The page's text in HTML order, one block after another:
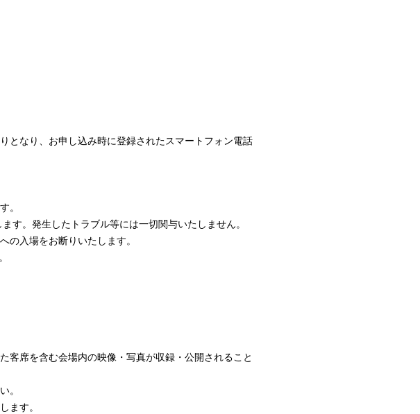
となり、お申し込み時に登録されたスマートフォン電話
。
。発生したトラブル等には一切関与いたしません。
の入場をお断りいたします。
席を含む会場内の映像・写真が収録・公開されること
。
ます。